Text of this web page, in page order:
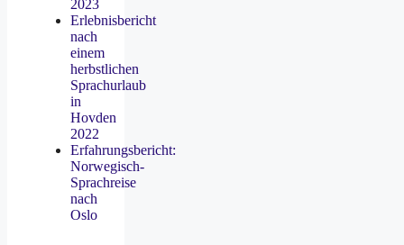
2023
Erlebnisbericht
nach
einem
herbstlichen
Sprachurlaub
in
Hovden
2022
Erfahrungsbericht:
Norwegisch-
Sprachreise
nach
Oslo